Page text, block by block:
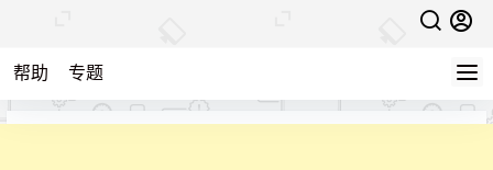
帮助 专题